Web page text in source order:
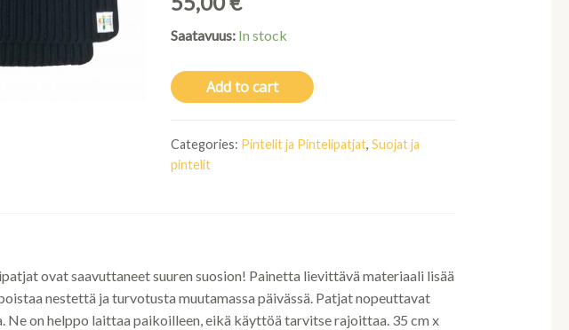
Saatavuus: In stock
Add to cart
Categories: Pintelit ja Pintelipatjat, Suojat ja
pintelit
ovat saavuttaneet suuren suosion! Painetta lievittävä materiaali lisää
nestettä ja turvotusta muutamassa päivässä. Patjat nopeuttavat
Ne on helppo laittaa paikoilleen, eikä käyttöä tarvitse rajoittaa. 35 cm x